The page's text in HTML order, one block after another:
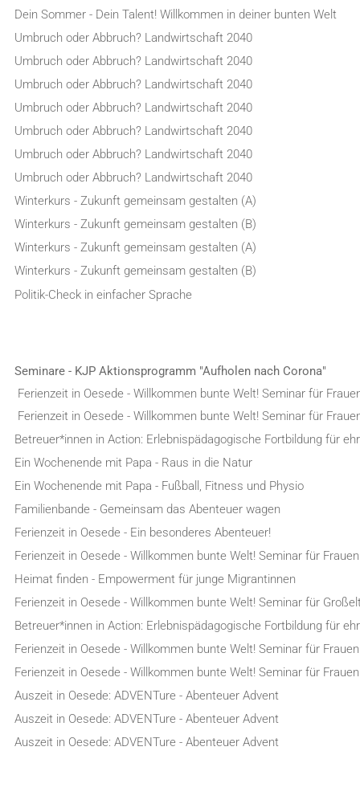
Dein Sommer - Dein Talent! Willkommen in deiner bunten Welt
Umbruch oder Abbruch? Landwirtschaft 2040
Umbruch oder Abbruch? Landwirtschaft 2040
Umbruch oder Abbruch? Landwirtschaft 2040
Umbruch oder Abbruch? Landwirtschaft 2040
Umbruch oder Abbruch? Landwirtschaft 2040
Umbruch oder Abbruch? Landwirtschaft 2040
Umbruch oder Abbruch? Landwirtschaft 2040
Winterkurs - Zukunft gemeinsam gestalten (A)
Winterkurs - Zukunft gemeinsam gestalten (B)
Winterkurs - Zukunft gemeinsam gestalten (A)
Winterkurs - Zukunft gemeinsam gestalten (B)
Politik-Check in einfacher Sprache
Seminare - KJP Aktionsprogramm "Aufholen nach Corona"
Ferienzeit in Oesede - Willkommen bunte Welt! Seminar für
Ferienzeit in Oesede - Willkommen bunte Welt! Seminar für
Betreuer*innen in Action: Erlebnispädagogische Fortbildung für
Ein Wochenende mit Papa - Raus in die Natur
Ein Wochenende mit Papa - Fußball, Fitness und Physio
Familienbande - Gemeinsam das Abenteuer wagen
Ferienzeit in Oesede - Ein besonderes Abenteuer!
Ferienzeit in Oesede - Willkommen bunte Welt! Seminar für
Heimat finden - Empowerment für junge Migrantinnen
Ferienzeit in Oesede - Willkommen bunte Welt! Seminar für
Betreuer*innen in Action: Erlebnispädagogische Fortbildung für
Ferienzeit in Oesede - Willkommen bunte Welt! Seminar für
Ferienzeit in Oesede - Willkommen bunte Welt! Seminar für
Auszeit in Oesede: ADVENTure - Abenteuer Advent
Auszeit in Oesede: ADVENTure - Abenteuer Advent
Auszeit in Oesede: ADVENTure - Abenteuer Advent